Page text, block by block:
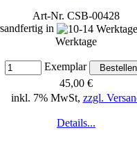
Art-Nr. CSB-00428
in
Werktage
Exemplar
45,00 €
inkl. 7% MwSt, zzgl.
Details...